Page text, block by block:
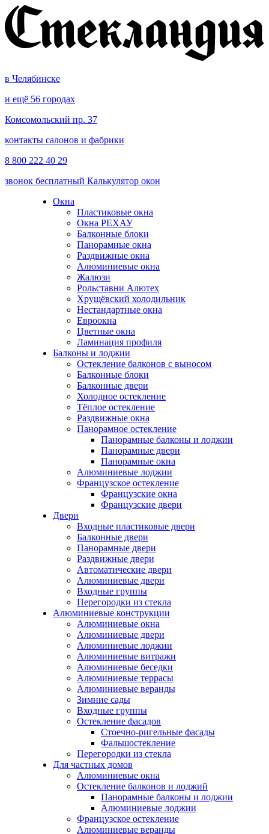
в Челябинске
и ещё 56 городах
Комсомольский пр. 37
контакты салонов и фабрики
8 800 222 40 29
звонок бесплатный Калькулятор окон
Окна
Пластиковые окна
Окна РЕХАУ
Балконные блоки
Панорамные окна
Раздвижные окна
Алюминиевые окна
Жалюзи
Рольставни Алютех
Хрущёвский холодильник
Нестандартные окна
Евроокна
Цветные окна
Ламинация профиля
Балконы и лоджии
Остекление балконов с выносом
Балконные блоки
Балконные двери
Холодное остекление
Тёплое остекление
Раздвижные окна
Панорамное остекление
Панорамные балконы и лоджии
Панорамные двери
Панорамные окна
Алюминиевые лоджии
Французское остекление
Французские окна
Французские двери
Двери
Входные пластиковые двери
Балконные двери
Панорамные двери
Раздвижные двери
Автоматические двери
Алюминиевые двери
Входные группы
Перегородки из стекла
Алюминиевые конструкции
Алюминиевые окна
Алюминиевые двери
Алюминиевые лоджии
Алюминиевые витражи
Алюминиевые беседки
Алюминиевые террасы
Алюминиевые веранды
Зимние сады
Входные группы
Остекление фасадов
Стоечно-ригельные фасады
Фальшостекление
Перегородки из стекла
Для частных домов
Алюминиевые окна
Остекление балконов и лоджий
Панорамные балконы и лоджии
Алюминиевые лоджии
Французское остекление
Алюминиевые веранды